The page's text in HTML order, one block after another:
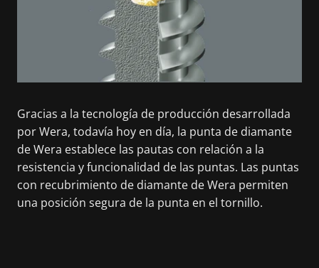
Gracias a la tecnología de producción desarrollada
por Wera, todavía hoy en día, la punta de diamante
de Wera establece las pautas con relación a la
resistencia y funcionalidad de las puntas. Las puntas
con recubrimiento de diamante de Wera permiten
una posición segura de la punta en el tornillo.